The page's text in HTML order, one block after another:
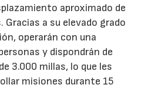
aproximado de
Gracias a su elevado grado
operarán con una
y dispondrán de
3.000 millas, lo que les
misiones durante 15